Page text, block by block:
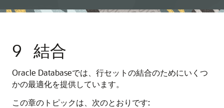
9 結合
Oracle Databaseでは、行セットの結合のためにいくつ
かの最適化を提供しています。
この章のトピックは、次のとおりです: